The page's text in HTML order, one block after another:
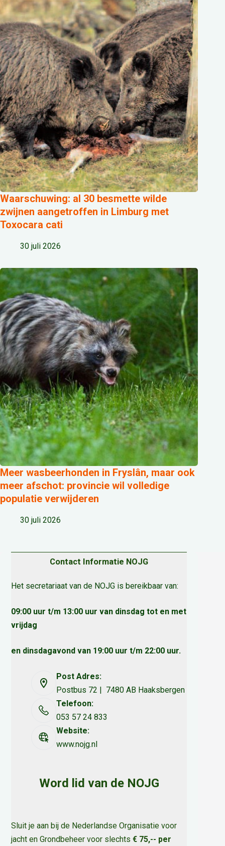
Waarschuwing: al 30 besmette wilde
zwijnen aangetroffen in Limburg met
Toxocara cati
30 juli 2026
Meer wasbeerhonden in Fryslân, maar ook
meer afschot: provincie wil volledige
populatie verwijderen
30 juli 2026
Contact Informatie NOJG
Het secretariaat van de NOJG is bereikbaar van:
09:00 uur t/m 13:00 uur van dinsdag tot en met
vrijdag
en dinsdagavond van 19:00 uur t/m 22:00 uur.
Post Adres:
Postbus 72 | 7480 AB Haaksbergen
Telefoon:
053 57 24 833
Website:
www.nojg.nl
Word lid van de NOJG
Sluit je aan bij de Nederlandse Organisatie voor
jacht en Grondbeheer voor slechts€ 75,-- per